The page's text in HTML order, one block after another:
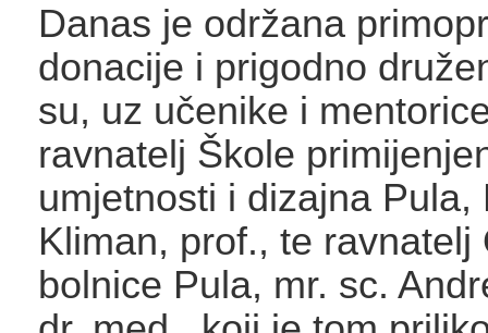
Danas je održana
donacije i prigodno
su, uz učenike i
ravnatelj Škole
umjetnosti i dizajna Pula,
Kliman, prof., te ravnatelj
bolnice Pula, mr. sc.